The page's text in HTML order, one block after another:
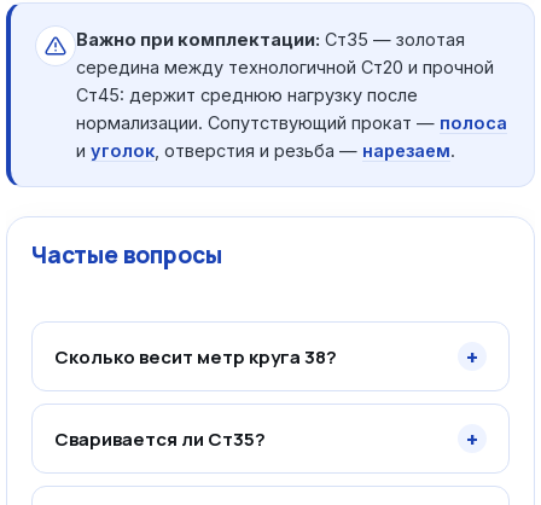
Важно при комплектации: Ст35 — золотая
середина между технологичной Ст20 и прочной
Ст45: держит среднюю нагрузку после
нормализации. Сопутствующий прокат — полоса
и уголок , отверстия и резьба — нарезаем.
Частые вопросы
Сколько весит метр круга 38? +
Сваривается ли Ст35? +